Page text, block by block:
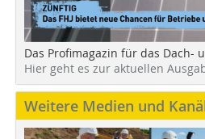
Das Profimagazin für das Dach-
Hier geht es zur aktuellen
Weitere Medien und